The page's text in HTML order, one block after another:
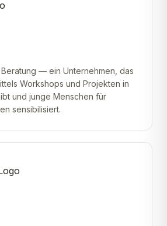
— ein Unternehmen, das
Workshops und Projekten in
und junge Menschen für
sensibilisiert.